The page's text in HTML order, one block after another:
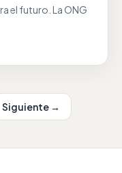
el futuro. La ONG
Siguiente →